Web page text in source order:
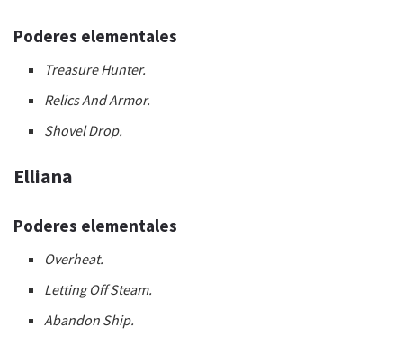
Poderes elementales
Treasure Hunter.
Relics And Armor.
Shovel Drop.
Elliana
Poderes elementales
Overheat.
Letting Off Steam.
Abandon Ship.